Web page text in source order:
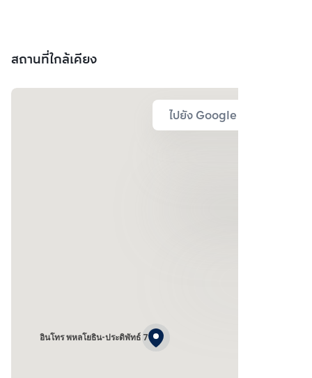
สถานที่ใกล้เคียง
ไปยัง Google Map
อินโทร พหลโยธิน-ประดิพัทธ์ 7